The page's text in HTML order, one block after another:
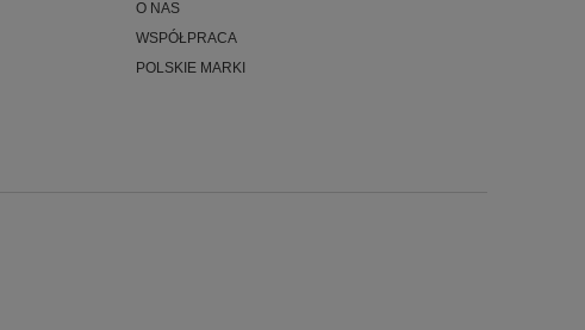
O NAS
WSPÓŁPRACA
POLSKIE MARKI